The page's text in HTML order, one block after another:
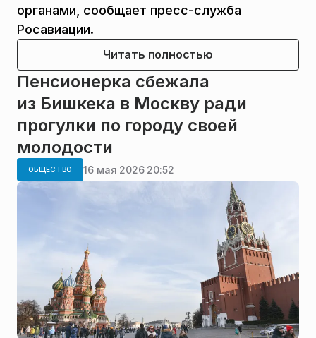
органами, сообщает пресс-служба
Росавиации.
Читать полностью
Пенсионерка сбежала
из Бишкека в Москву ради
прогулки по городу своей
молодости
ОБЩЕСТВО 16 мая 2026 20:52